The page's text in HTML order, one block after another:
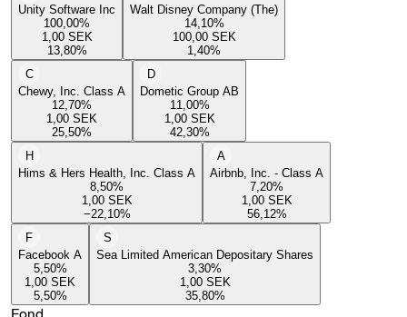
Unity Software Inc
100,00%
1,00 SEK
13,80%
Walt Disney Company (The)
14,10%
100,00 SEK
1,40%
C
Chewy, Inc. Class A
12,70%
1,00 SEK
25,50%
D
Dometic Group AB
11,00%
1,00 SEK
42,30%
H
Hims & Hers Health, Inc. Class A
8,50%
1,00 SEK
−22,10%
A
Airbnb, Inc. - Class A
7,20%
1,00 SEK
56,12%
F
Facebook A
5,50%
1,00 SEK
5,50%
S
Sea Limited American Depositary Shares
3,30%
1,00 SEK
35,80%